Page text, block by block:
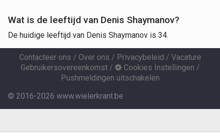
Wat is de leeftijd van Denis Shaymanov?
De huidige leeftijd van Denis Shaymanov is 34.
Contacteer ons / Over ons / Privacybeleid / Vacature
Gebruikersovereenkomst/ Cookies Instellingen /
Pushmeldingen uitschakelen
© 2016-2026 www.wielerkrant.be